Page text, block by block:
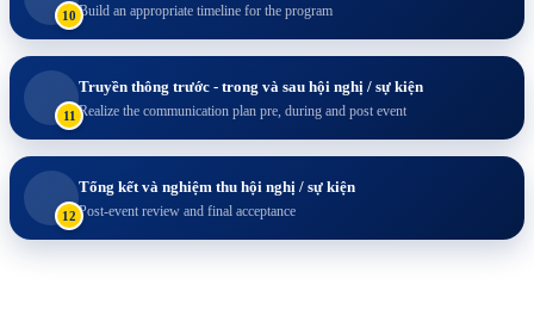
10 Build an appropriate timeline for the program
11
Truyền thông trước - trong và sau hội nghị / sự kiện
Realize the communication plan pre, during and post event
12
Tổng kết và nghiệm thu hội nghị / sự kiện
Post-event review and final acceptance